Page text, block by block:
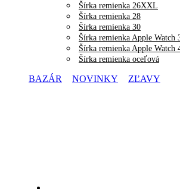
Šírka remienka 26XXL
Šírka remienka 28
Šírka remienka 30
Šírka remienka Apple Watch
Šírka remienka Apple Watch
Šírka remienka oceľová
BAZÁR NOVINKY ZĽAVY